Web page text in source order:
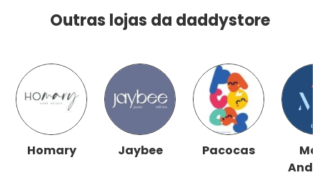
Outras lojas da daddystore
Homary Jaybee Pacocas